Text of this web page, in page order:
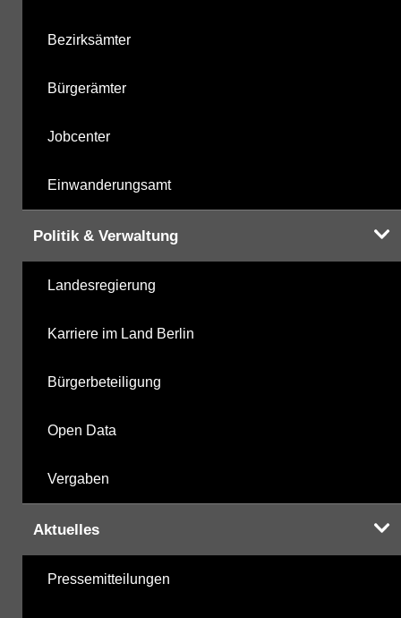
Bezirksämter
Bürgerämter
Jobcenter
Einwanderungsamt
Politik & Verwaltung
Landesregierung
Karriere im Land Berlin
Bürgerbeteiligung
Open Data
Vergaben
Aktuelles
Pressemitteilungen